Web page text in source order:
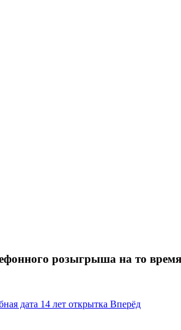
розыгрыша на то
дата 14 лет открытка Вперёд